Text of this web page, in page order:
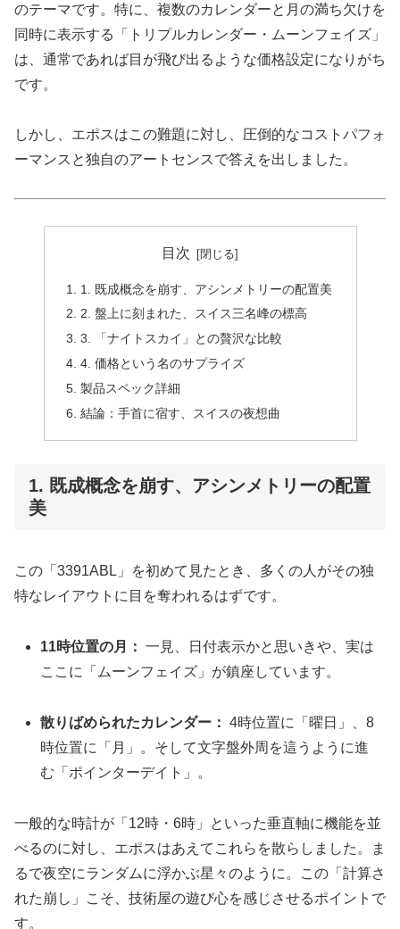
のテーマです。特に、複数のカレンダーと月の満ち欠けを
同時に表示する「トリプルカレンダー・ムーンフェイズ」
は、通常であれば目が飛び出るような価格設定になりがち
です。
しかし、エポスはこの難題に対し、圧倒的なコストパフォ
ーマンスと独自のアートセンスで答えを出しました。
目次
1. 既成概念を崩す、アシンメトリーの配置美
2. 盤上に刻まれた、スイス三名峰の標高
3. 「ナイトスカイ」との贅沢な比較
4. 価格という名のサプライズ
製品スペック詳細
結論：手首に宿す、スイスの夜想曲
1. 既成概念を崩す、アシンメトリーの配置
美
この「3391ABL」を初めて見たとき、多くの人がその独
特なレイアウトに目を奪われるはずです。
11時位置の月： 一見、日付表示かと思いきや、実は
ここに「ムーンフェイズ」が鎮座しています。
散りばめられたカレンダー： 4時位置に「曜日」、8
時位置に「月」。そして文字盤外周を這うように進
む「ポインターデイト」。
一般的な時計が「12時・6時」といった垂直軸に機能を並
べるのに対し、エポスはあえてこれらを散らしました。ま
るで夜空にランダムに浮かぶ星々のように。この「計算さ
れた崩し」こそ、技術屋の遊び心を感じさせるポイントで
す。